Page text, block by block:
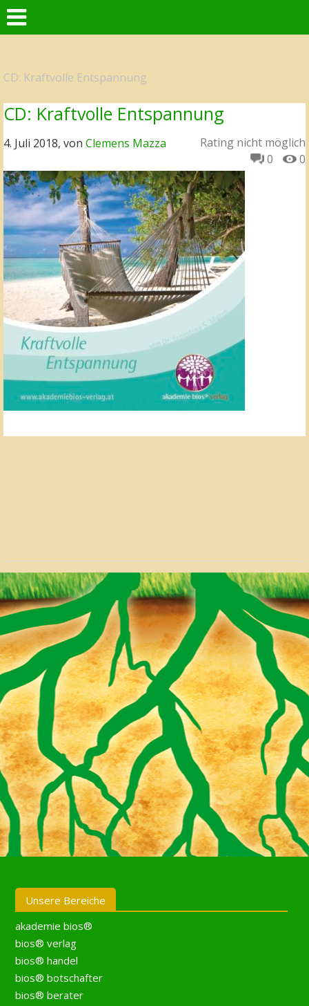
CD: Kraftvolle Entspannung
CD: Kraftvolle Entspannung
4. Juli 2018, von Clemens Mazza
Rating nicht möglich
0
0
Unsere Bereiche
akademie bios®
bios® verlag
bios® handel
bios® botschafter
bios® berater